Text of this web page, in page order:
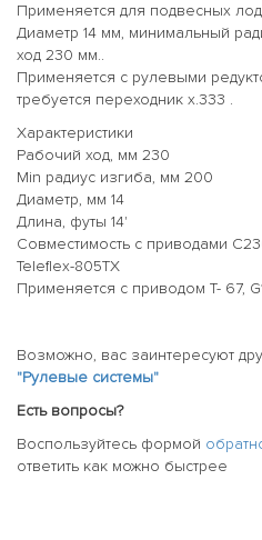
Применяется для подвесных
Диаметр 14 мм, минимальный
ход 230 мм..
Применяется с рулевыми
требуется переходник x.333 .
Характеристики
Рабочий ход, мм 230
Min радиус изгиба, мм 200
Диаметр, мм 14
Длина, футы 14'
Совместимость с приводами
Teleflex-805TX
Применяется с приводом T- 67,
Возможно, вас заинтересуют
"Рулевые системы"
Есть вопросы?
Воспользуйтесь формой
ответить как можно быстрее